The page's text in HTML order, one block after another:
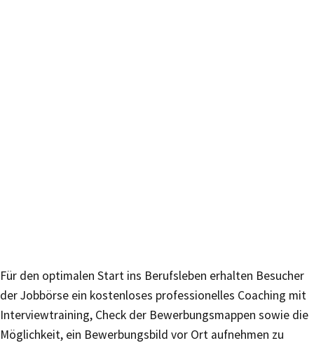
Für den optimalen Start ins Berufsleben erhalten Besucher
der Jobbörse ein kostenloses professionelles Coaching mit
Interviewtraining, Check der Bewerbungsmappen sowie die
Möglichkeit, ein Bewerbungsbild vor Ort aufnehmen zu